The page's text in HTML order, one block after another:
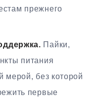
прежнего
Пайки,
питания
мерой, без которой
первые